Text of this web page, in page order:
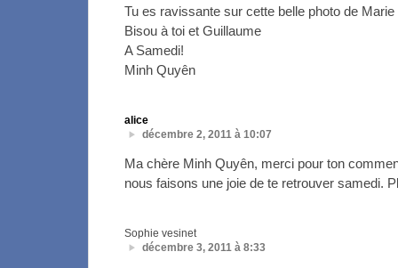
Tu es ravissante sur cette belle photo de Marie
Bisou à toi et Guillaume
A Samedi!
Minh Quyên
alice
décembre 2, 2011 à 10:07
Ma chère Minh Quyên, merci pour ton
nous faisons une joie de te retrouver samedi.
Sophie vesinet
décembre 3, 2011 à 8:33